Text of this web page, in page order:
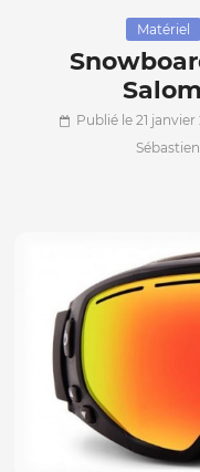
Matériel
Publié le 21 janvier
Sébastien